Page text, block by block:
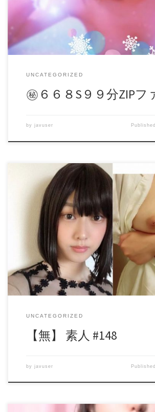
ました。 ※本作品に登場する人物は18歳
認しております by PP daofile400027.mp4 –
UNCATEGORIZED
㊙６６８S９９分ZIPフ
by javuser
【無】 素人 #148 ご堪能ください。 【収
分09秒)+写真2枚】 ※商品はzipファイルで
す。 購入後は『販売者より』のページか
います。 なお、写真の一部がサンプルで
がございます。 by やっぱりガチ素人が好
daofile135674.rar – 63.4 MB
UNCATEGORIZED
【無】 素人 #148
by javuser